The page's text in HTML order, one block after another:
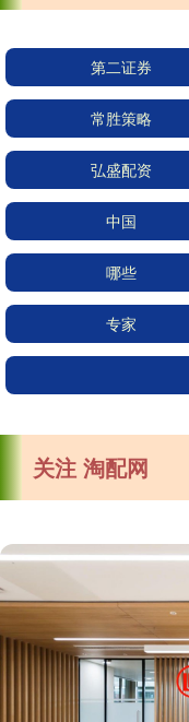
第二证券
常胜策略
弘盛配资
中国
哪些
专家
关注 淘配网